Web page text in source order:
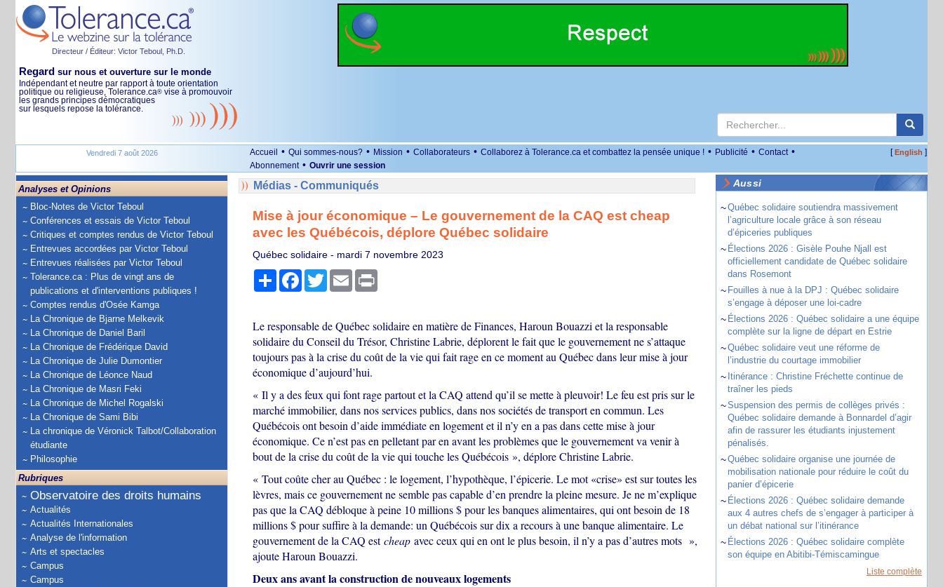
Directeur / Éditeur: Victor Teboul, Ph.D.
Regard sur nous et ouverture sur le monde
Indépendant et neutre par rapport à toute orientation
politique ou religieuse, Tolerance.ca® vise à promouvoir
les grands principes démocratiques
sur lesquels repose la tolérance.
Vendredi 7 août 2026 Accueil • Qui sommes-nous? • Mission • Collaborateurs • Collaborez à Tolerance.ca et combattez la pensée unique ! • Publicité • Contact •
Abonnement • Ouvrir une session
[English ]
Analyses et Opinions
Bloc-Notes de Victor Teboul
Conférences et essais de Victor Teboul
Critiques et comptes rendus de Victor Teboul
Entrevues accordées par Victor Teboul
Entrevues réalisées par Victor Teboul
Tolerance.ca : Plus de vingt ans de
publications et d'interventions publiques !
Comptes rendus d'Osée Kamga
La Chronique de Bjarne Melkevik
La Chronique de Daniel Baril
La Chronique de Frédérique David
La Chronique de Julie Dumontier
La Chronique de Léonce Naud
La Chronique de Masri Feki
La Chronique de Michel Rogalski
La Chronique de Sami Bibi
La chronique de Véronick Talbot/Collaboration
étudiante
Philosophie
Rubriques
Observatoire des droits humains
Actualités
Actualités Internationales
Analyse de l'information
Arts et spectacles
Campus
Campus
Médias - Communiqués
Mise à jour économique – Le gouvernement de la CAQ est cheap
avec les Québécois, déplore Québec solidaire
Québec solidaire - mardi 7 novembre 2023
PartagerFacebook
TwitterEmail Print
Le responsable de Québec solidaire en matière de Finances, Haroun Bouazzi et la responsable
solidaire du Conseil du Trésor, Christine Labrie, déplorent le fait que le gouvernement ne s’attaque
toujours pas à la crise du coût de la vie qui fait rage en ce moment au Québec dans leur mise à jour
économique d’aujourd’hui.
« Il y a des feux qui font rage partout et la CAQ attend qu’il se mette à pleuvoir! Le feu est pris sur le
marché immobilier, dans nos services publics, dans nos sociétés de transport en commun. Les
Québécois ont besoin d’aide immédiate en logement et il n’y en a pas dans cette mise à jour
économique. Ce n’est pas en pelletant par en avant les problèmes que le gouvernement va venir à
bout de la crise du coût de la vie qui touche les Québécois », déplore Christine Labrie.
« Tout coûte cher au Québec : le logement, l’hypothèque, l’épicerie. Le mot «crise» est sur toutes les
lèvres, mais ce gouvernement ne semble pas capable d’en prendre la pleine mesure. Je ne m’explique
pas que la CAQ débloque à peine 10 millions $ pour les banques alimentaires, qui ont besoin de 18
millions $ pour suffire à la demande: un Québécois sur dix a recours à une banque alimentaire. Le
gouvernement de la CAQ estcheap avec ceux qui en ont le plus besoin, il n’y a pas d’autres mots »,
ajoute Haroun Bouazzi.
Deux ans avant la construction de nouveaux logements
Aussi
~Québec solidaire soutiendra massivement
l’agriculture locale grâce à son réseau
d’épiceries publiques
~ Élections 2026 : Gisèle Pouhe Njall est
officiellement candidate de Québec solidaire
dans Rosemont
~ Fouilles à nue à la DPJ : Québec solidaire
s’engage à déposer une loi-cadre
~ Élections 2026 : Québec solidaire a une équipe
complète sur la ligne de départ en Estrie
~Québec solidaire veut une réforme de
l’industrie du courtage immobilier
~ Itinérance : Christine Fréchette continue de
traîner les pieds
~Suspension des permis de collèges privés :
Québec solidaire demande à Bonnardel d’agir
afin de rassurer les étudiants injustement
pénalisés.
~Québec solidaire organise une journée de
mobilisation nationale pour réduire le coût du
panier d’épicerie
~ Élections 2026 : Québec solidaire demande
aux 4 autres chefs de s’engager à participer à
un débat national sur l’itinérance
~ Élections 2026 : Québec solidaire complète
son équipe en Abitibi-Témiscamingue
Liste complète